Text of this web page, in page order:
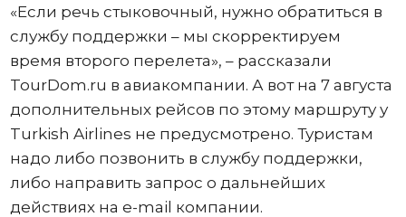
«Если речь стыковочный, нужно обратиться в
службу поддержки – мы скорректируем
время второго перелета», – рассказали
TourDоm.ru в авиакомпании. А вот на 7 августа
дополнительных рейсов по этому маршруту у
Turkish Airlines не предусмотрено. Туристам
надо либо позвонить в службу поддержки,
либо направить запрос о дальнейших
действиях на e-mail компании.